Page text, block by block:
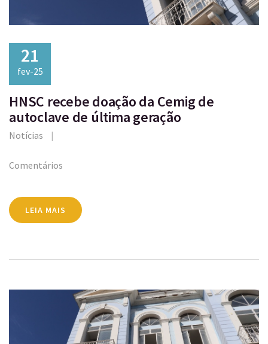
21
fev-25
HNSC recebe doação da Cemig de
autoclave de última geração
Notícias
Comentários
LEIA MAIS